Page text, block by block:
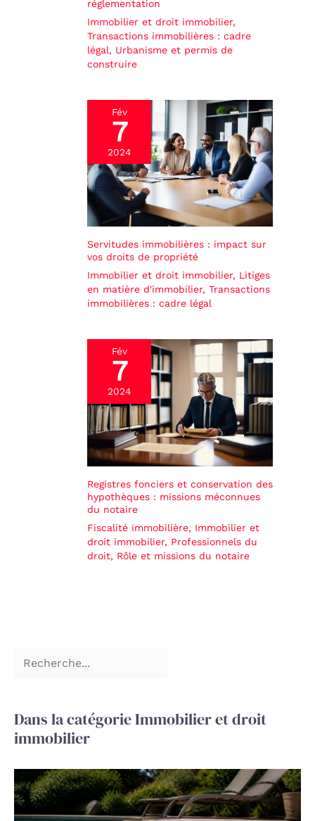
réglementation
Immobilier et droit immobilier,
Transactions immobilières : cadre
légal, Urbanisme et permis de
construire
Fév
7
2024
Servitudes immobilières : impact sur
vos droits de propriété
Immobilier et droit immobilier, Litiges
en matière d'immobilier, Transactions
immobilières : cadre légal
Fév
7
2024
Registres fonciers et conservation des
hypothèques : missions méconnues
du notaire
Fiscalité immobilière, Immobilier et
droit immobilier, Professionnels du
droit, Rôle et missions du notaire
Dans la catégorie Immobilier et droit
immobilier